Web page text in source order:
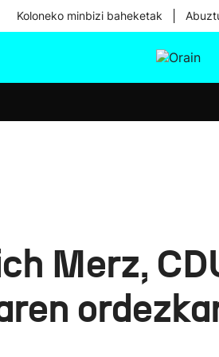
Koloneko minbizi baheketak
Merz,